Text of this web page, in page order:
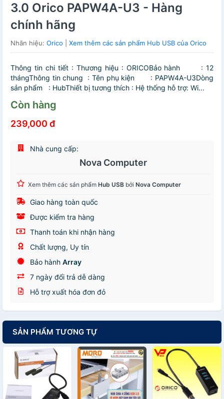
3.0 Orico PAPW4A-U3 - Hàng
chính hãng
Nhãn hiệu: Orico Xem thêm các sản phẩm Hub USB của Orico
Thông tin chi tiết : Thương hiệu : ORICOBảo hành : 12
thángThông tin chung : Tên phụ kiện : PAPW4A-U3Dòng
sản phẩm : HubThiết bị tương thích : Hệ thống hỗ trợ: Wi...
Còn hàng
239,000 đ
Nhà cung cấp:
Nova Computer
Xem thêm các sản phẩm Hub USB bởi Nova Computer
Giao hàng toàn quốc
Được kiểm tra hàng
Thanh toán khi nhận hàng
Chất lượng, Uy tín
Bảo hành Array
7 ngày đổi trả dễ dàng
Hỗ trợ xuất hóa đơn đỏ
SẢN PHẨM TƯƠNG TỰ